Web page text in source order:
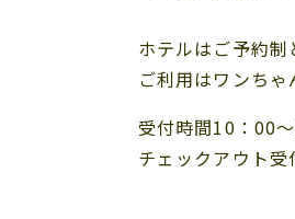
ホテルはご予約制
ご利用はワンちゃ
受付時間10：00
チェックアウト